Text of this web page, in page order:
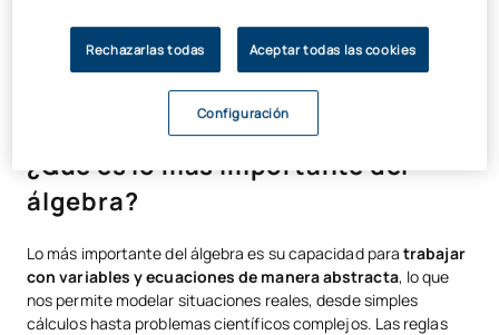
Esta simple ecuación refleja el poder del álgebra para resolver
incógnitas y entender relaciones numéricas.
¿Qué es lo más importante del
álgebra?
Lo más importante del álgebra es su capacidad paratrabajar
con variables y ecuaciones de manera abstracta, lo que
nos permite modelar situaciones reales, desde simples
cálculos hasta problemas científicos complejos. Las reglas
Rechazarlas todas Aceptar todas las cookies
Configuración